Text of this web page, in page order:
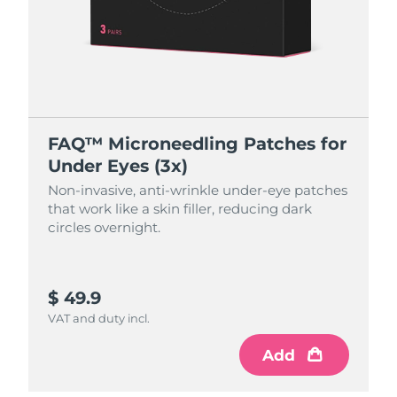
FAQ™ Microneedling Patches for
Under Eyes (3x)
Non-invasive, anti-wrinkle under-eye patches
that work like a skin filler, reducing dark
circles overnight.
$ 49.9
VAT and duty incl.
Add